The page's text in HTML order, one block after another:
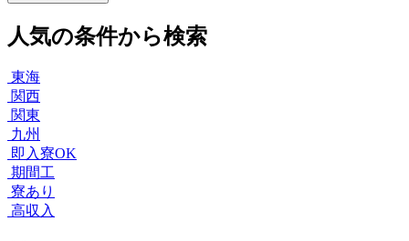
人気の条件から検索
東海
関西
関東
九州
即入寮OK
期間工
寮あり
高収入